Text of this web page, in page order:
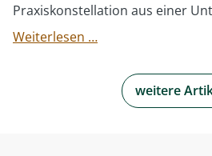
Praxiskonstellation aus einer
Weiterlesen …Wie
weitere